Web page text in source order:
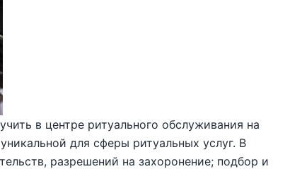
в центре ритуального обслуживания на
для сферы ритуальных услуг. В
разрешений на захоронение; подбор и